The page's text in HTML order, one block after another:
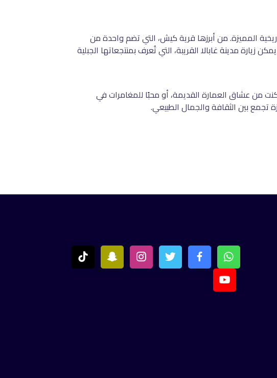
المميزة. من أبرزها قريةكيش، التي تضم واحدة من
زيارة مدينة غابالا القريبة، التي تُعرف بمنتجعاتها الجبلية
من عشاق العمارة القديمة، أو محبًا للمغامرات في
بين الثقافة والجمال الطبيعي.